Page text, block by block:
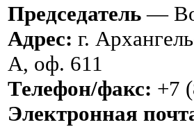
Председатель —
Адрес: г.
А, оф. 611
Телефон/факс: +7
Электронная